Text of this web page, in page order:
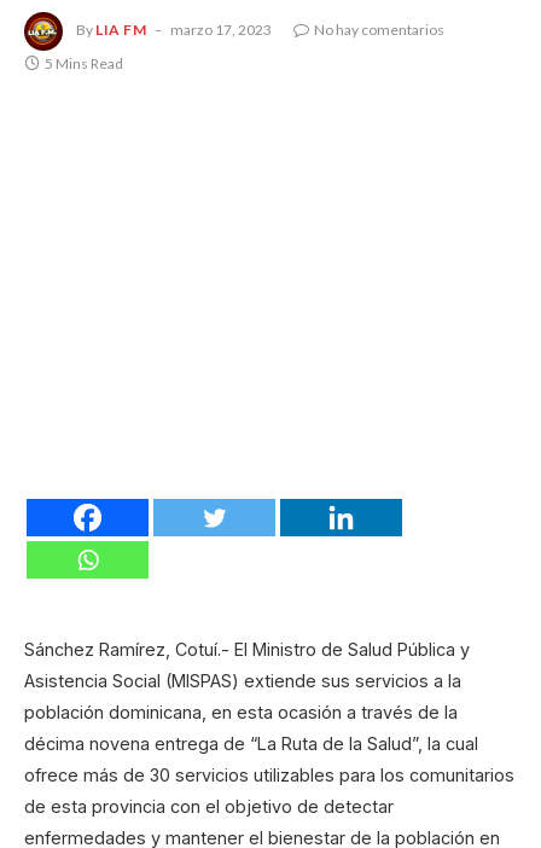
By LIA FM marzo 17, 2023
No hay comentarios
5 Mins Read
Sánchez Ramírez, Cotuí.- El Ministro de Salud Pública y
Asistencia Social (MISPAS) extiende sus servicios a la
población dominicana, en esta ocasión a través de la
décima novena entrega de “La Ruta de la Salud”, la cual
ofrece más de 30 servicios utilizables para los comunitarios
de esta provincia con el objetivo de detectar
enfermedades y mantener el bienestar de la población en